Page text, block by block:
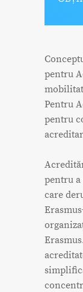
pentru
Pentru
pentru
pentru
care